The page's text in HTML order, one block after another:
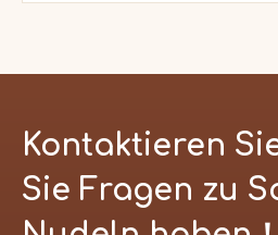
Kontaktieren
Sie Fragen zu